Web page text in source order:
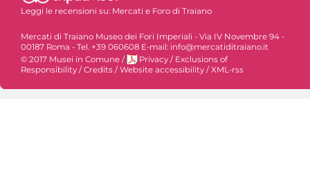
Leggi le recensioni su: Mercati e Foro di Traiano
Mercati di Traiano Museo dei Fori Imperiali - Via IV Novembre 94 -
00187 Roma - Tel. +39 060608 E-mail: info@mercatiditraiano.it
© 2017 Musei in Comune / Privacy / Exclusions of
Responsibility /Credits /Website accessibility /XML-rss